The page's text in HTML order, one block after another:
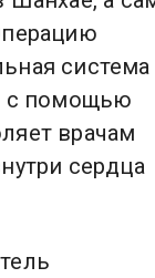
система
с помощью
врачам
сердца